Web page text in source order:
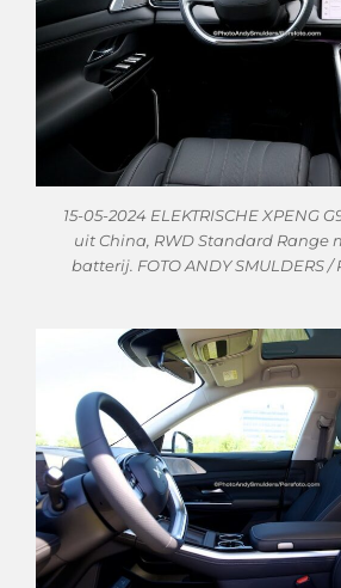
15-05-2024 ELEKTRISCHE XPENG
uit China, RWD Standard Range
batterij. FOTO ANDY SMULDERS /